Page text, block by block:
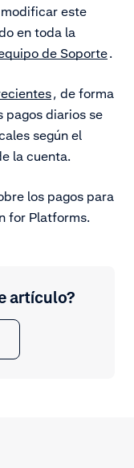
este
en toda la
de Soporte.
, de forma
pagos diarios se
según el
la cuenta.
los pagos para
for Platforms.
artículo?